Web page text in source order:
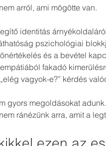
arról, ami mögötte van.
identitás
pszichológiai
és a bevétel
fakadó
vagyok-e?” kérdés
gyors megoldásokat adunk.
ránézünk arra, amit a